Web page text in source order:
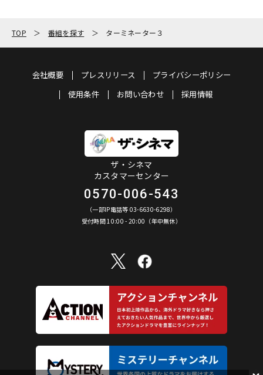
TOP 番組を探す ターミネーター３
会社概要 プレスリリース
プライバシーポリシー
使用条件
お問い合わせ 採用情報
ザ・シネマ
カスタマーセンター
0570-006-543
（一部IP電話等 03-6630-6298）
受付時間 10:00 - 20:00（年中無休）